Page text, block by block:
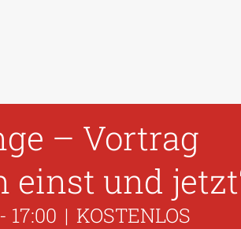
– Vortrag
einst und
- 17:00 | KOSTENLOS